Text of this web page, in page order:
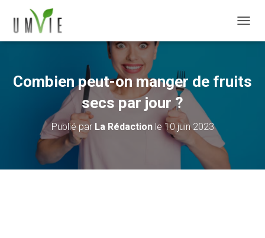
Combien peut-on manger de fruits
secs par jour ?
Publié par La Rédactionle 10 juin 2023